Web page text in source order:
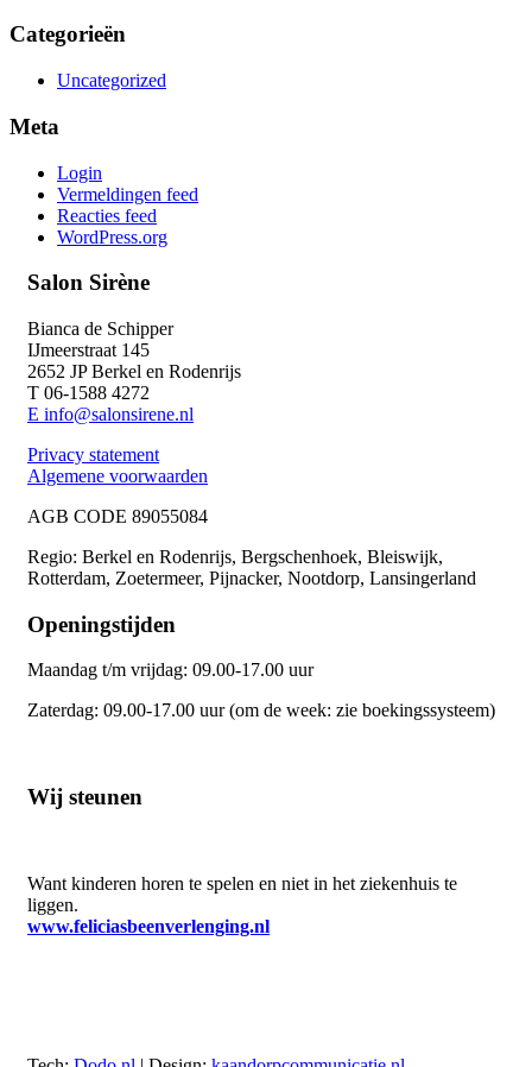
Categorieën
Uncategorized
Meta
Login
Vermeldingen feed
Reacties feed
WordPress.org
Salon Sirène
Bianca de Schipper
IJmeerstraat 145
2652 JP Berkel en Rodenrijs
T 06-1588 4272
E info@salonsirene.nl
Privacy statement
Algemene voorwaarden
AGB CODE 89055084
Regio: Berkel en Rodenrijs, Bergschenhoek, Bleiswijk,
Rotterdam, Zoetermeer, Pijnacker, Nootdorp, Lansingerland
Openingstijden
Maandag t/m vrijdag: 09.00-17.00 uur
Zaterdag: 09.00-17.00 uur (om de week: zie boekingssysteem)
Wij steunen
Want kinderen horen te spelen en niet in het ziekenhuis te
liggen.
www.feliciasbeenverlenging.nl